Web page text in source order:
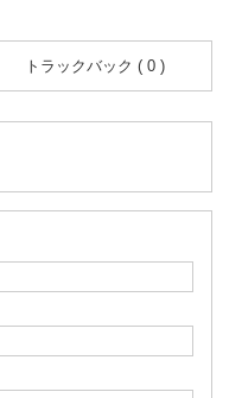
トラックバック ( 0 )